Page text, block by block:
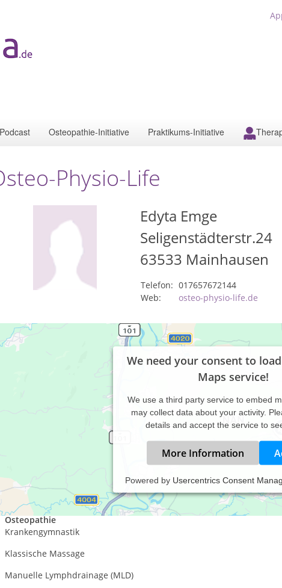
Podcast Osteopathie-Initiative Praktikums-Initiative
Physio-Life
Edyta Emge
Seligenstädterstr.24
63533 Mainhausen
Telefon: 017657672144
Web:
osteo-physio-life.de
We need your consent to
Maps service!
We use a third party service to embed
may collect data about your activity.
details and accept the service to
More Information
Powered by Usercentrics Consent
meiner LEISTUNGEN:
Osteopathie
Krankengymnastik
Klassische Massage
Manuelle Lymphdrainage (MLD)